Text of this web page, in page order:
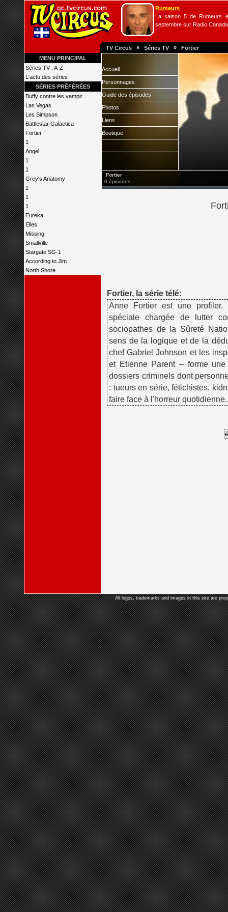
Rumeurs
La saison 5 de Rumeurs
septembre sur Radio
TV Circus » Séries TV » Fortier
MENU PRINCIPAL
Séries TV : A-Z
L'actu des séries
SÉRIES PRÉFÉRÉES
Buffy contre les vampir
Las Vegas
Les Simpson
Battlestar Galactica
Fortier
1
Angel
1
1
Grey's Anatomy
1
1
1
Eureka
Elles
Missing
Smallville
Stargate SG-1
According to Jim
North Shore
Accueil
Personnages
Guide des épisodes
Photos
Liens
Boutique
Fortier
0 épisodes
Fortier, la série télé:
Anne Fortier est une
spéciale chargée de lutter
sociopathes de la Sûreté
sens de la logique et de la
chef Gabriel Johnson et les
et Etienne Parent – forme
dossiers criminels dont
: tueurs en série, fétichistes,
faire face à l'horreur
All logos, trademarks and images in this site are